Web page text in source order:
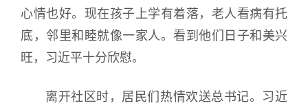
心情也好。现在孩子上学有着落，老人看病有托
底，邻里和睦就像一家人。看到他们日子和美兴
旺，习近平十分欣慰。
离开社区时，居民们热情欢送总书记。习近